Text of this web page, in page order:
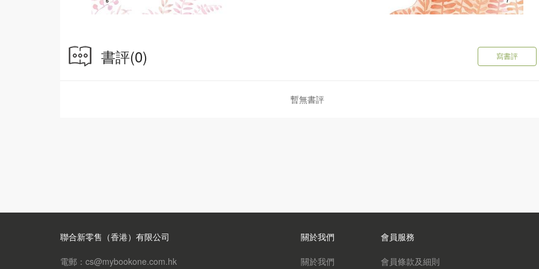
書評(0) 寫書評
暫無書評
聯合新零售（香港）有限公司
電郵：cs@mybookone.com.hk
關於我們
關於我們
會員服務
會員條款及細則